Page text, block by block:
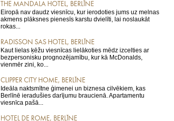
THE MANDALA HOTEL, BERLĪNE
Eiropā nav daudz viesnīcu, kur ierodoties jums uz melnas
akmens plāksnes pienesīs karstu dvielīti, lai noslaukāt
rokas...
RADISSON SAS HOTEL, BERLĪNE
Kaut lielas ķēžu viesnīcas lielākoties mēdz izcelties ar
bezpersonisku prognozējamību, kur kā McDonalds,
vienmēr zini, ko...
CLIPPER CITY HOME, BERLĪNE
Ideāla naktsmītne ģimenei un biznesa cilvēkiem, kas
Berlīnē ieradušies darījumu braucienā. Apartamentu
viesnīca pašā...
HOTEL DE ROME, BERLĪNE